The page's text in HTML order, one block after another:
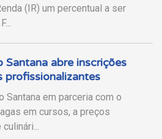
(IR) um percentual a ser
Santana abre inscrições
profissionalizantes
Santana em parceria com o
em cursos, a preços